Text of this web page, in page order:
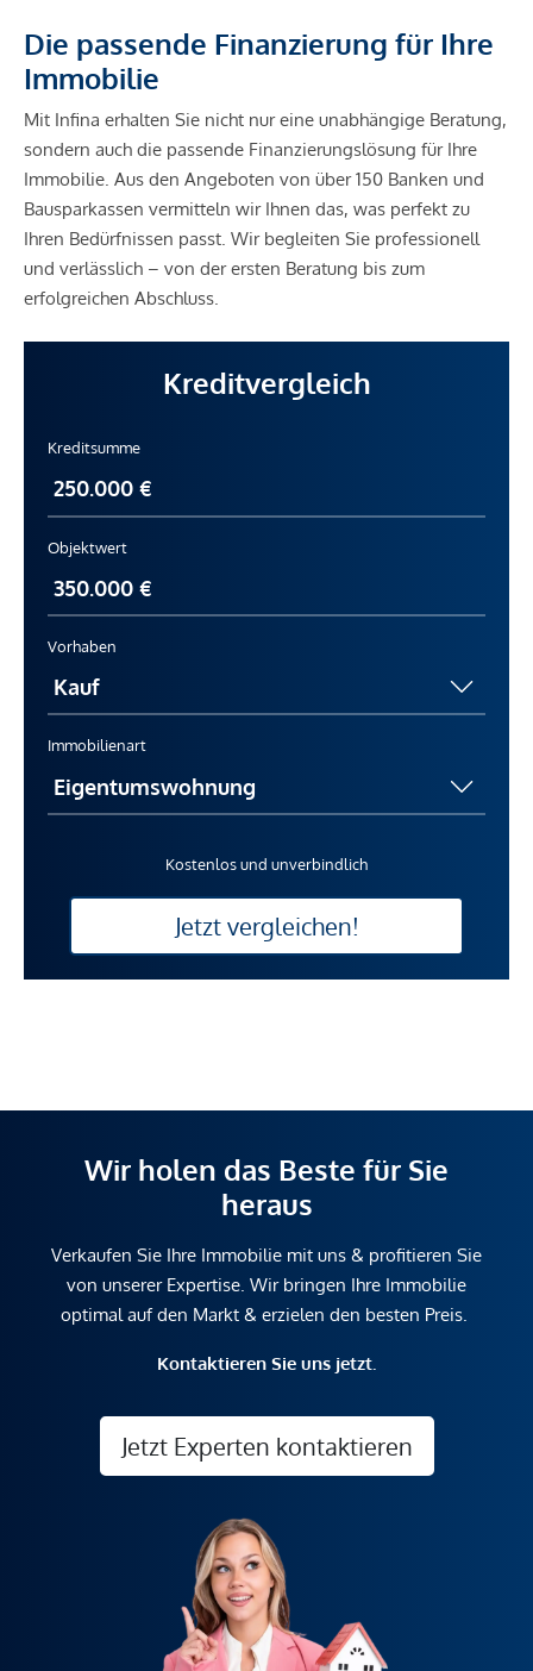
Die passende Finanzierung für Ihre
Immobilie
Mit Infina erhalten Sie nicht nur eine unabhängige Beratung,
sondern auch die passende Finanzierungslösung für Ihre
Immobilie. Aus den Angeboten von über 150 Banken und
Bausparkassen vermitteln wir Ihnen das, was perfekt zu
Ihren Bedürfnissen passt. Wir begleiten Sie professionell
und verlässlich – von der ersten Beratung bis zum
erfolgreichen Abschluss.
Kreditvergleich
Kreditsumme
Objektwert
Vorhaben
Immobilienart
Kostenlos und unverbindlich
Jetzt vergleichen!
Wir holen das Beste für Sie
heraus
Verkaufen Sie Ihre Immobilie mit uns & profitieren Sie
von unserer Expertise. Wir bringen Ihre Immobilie
optimal auf den Markt & erzielen den besten Preis.
Kontaktieren Sie uns jetzt.
Jetzt Experten kontaktieren